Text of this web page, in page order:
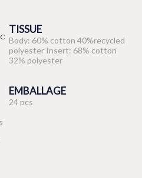
TISSUE
Body: 60% cotton 40%recycled
polyester Insert: 68% cotton
32% polyester
EMBALLAGE
24 pcs